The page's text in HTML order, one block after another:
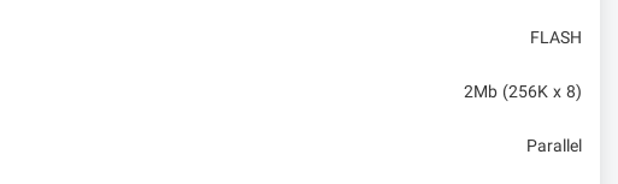
FLASH
2Mb (256K x 8)
Parallel